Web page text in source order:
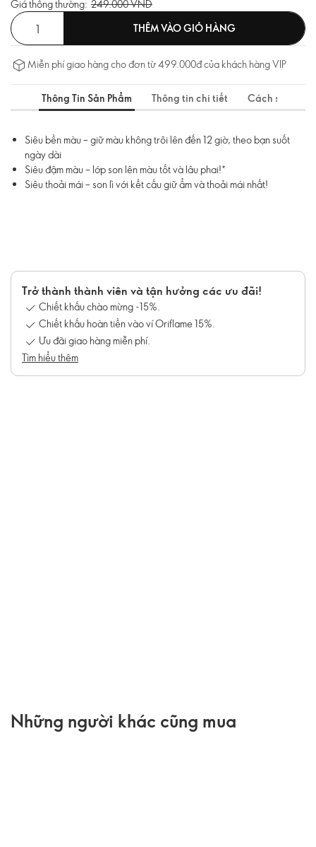
Giá thông thường: 249.000 VND
THÊM VÀO GIỎ HÀNG
Miễn phí giao hàng cho đơn từ 499.000đ của khách hàng VIP
Thông Tin Sản Phẩm Thông tin chi tiết Cách sử dụng
Siêu bền màu – giữ màu không trôi lên đến 12 giờ, theo bạn suốt
ngày dài
Siêu đậm màu – lớp son lên màu tốt và lâu phai!*
Siêu thoải mái – son lì với kết cấu giữ ẩm và thoải mái nhất!
Trở thành thành viên và tận hưởng các ưu đãi!
Chiết khấu chào mừng -15%.
Chiết khấu hoàn tiền vào ví Oriflame 15%.
Ưu đãi giao hàng miễn phí.
Tìm hiểu thêm
Những người khác cũng mua